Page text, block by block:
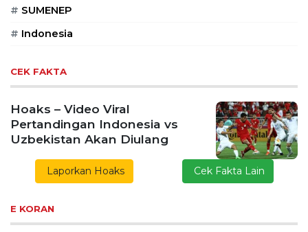
# SUMENEP
# Indonesia
CEK FAKTA
Hoaks – Video Viral
Pertandingan Indonesia vs
Uzbekistan Akan Diulang
Laporkan Hoaks Cek Fakta Lain
E KORAN